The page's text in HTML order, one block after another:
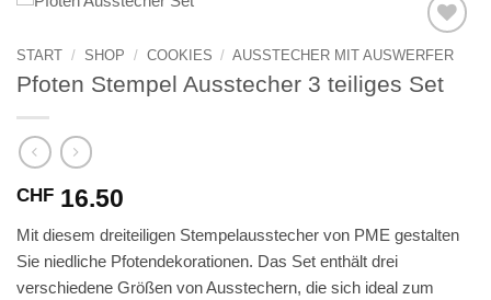
START / SHOP / COOKIES / AUSSTECHER MIT AUSWERFER
Pfoten Stempel Ausstecher 3 teiliges Set
CHF 16.50
Mit diesem dreiteiligen Stempelausstecher von PME gestalten
Sie niedliche Pfotendekorationen. Das Set enthält drei
verschiedene Größen von Ausstechern, die sich ideal zum